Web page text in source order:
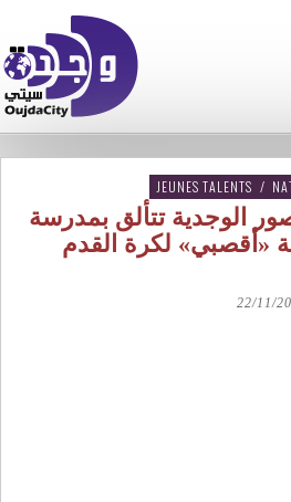
JEUNES TALENTS /
الوجدية تتألق بمدرسة
«أقصبي» لكرة القدم
22/11/